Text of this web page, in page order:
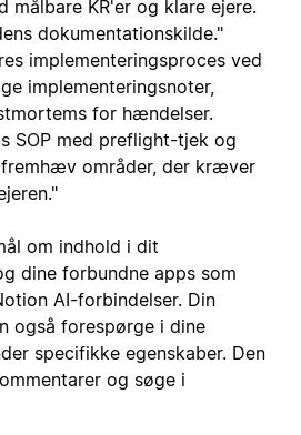
målbare KR'er og klare ejere.
dokumentationskilde."
implementeringsproces ved
implementeringsnoter,
for hændelser.
SOP med preflight-tjek og
områder, der kræver
om indhold i dit
dine forbundne apps som
AI-forbindelser. Din
også forespørge i dine
specifikke egenskaber. Den
og søge i